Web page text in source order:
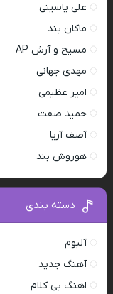
علی یاسینی
ماکان بند
مسیح و آرش AP
مهدی جهانی
امیر عظیمی
حمید صفت
آصف آریا
هوروش بند
دسته بندی
آلبوم
آهنگ جدید
اهنگ بی کلام